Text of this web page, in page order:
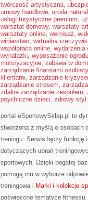
twórczość artystyczna,
umowy handlowe, uroda
usługi turystyczne premium,
warsztat domowy, warsztaty
warsztaty online, wernisaż,
winiarstwo, wirtualna
współpraca online, wydarzenia
wynalazki, wyposażenie ogrodu
motoryzacyjne, zabawa w
zarządzanie finansami
klientami, zarządzanie
zarządzanie stresem,
zdalne zarządzanie zespołem,
psychiczne dzieci, zdrowy styl
portal eSportowySklep.pl to
stworzona z myślą o osobach
treningu. Serwis łączy
dotyczących ubrań
sportowych. Dzięki bogatej
pomogą mu w wyborze
treningowa i Marki i kolekcje
poświęcone tematyce